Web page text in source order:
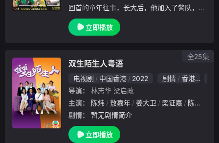
回首的童年往事，长大后，他加入了警队，成
为了一名领犬员。让黎溢湫没有想到的是，自
己所分配到的警犬巴打，竟然曾是毒枭所圈养
立即播放
双生陌生人粤语
电视剧 中国香港 2022 剧情 香港
导演：
林志华 梁启政
主演：
陈炜 敖嘉年 姜大卫 梁证嘉 陈庭欣
剧情：
暂无剧情简介
立即播放
全25集